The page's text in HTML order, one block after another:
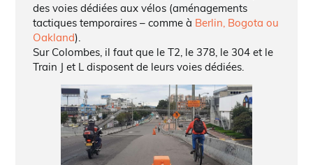
des voies dédiées aux vélos (aménagements
tactiques temporaires – comme à Berlin, Bogota ou
Oakland).
Sur Colombes, il faut que le T2, le 378, le 304 et le
Train J et L disposent de leurs voies dédiées.